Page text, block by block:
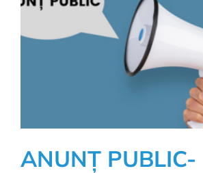
ANUNȚ PUBLIC-